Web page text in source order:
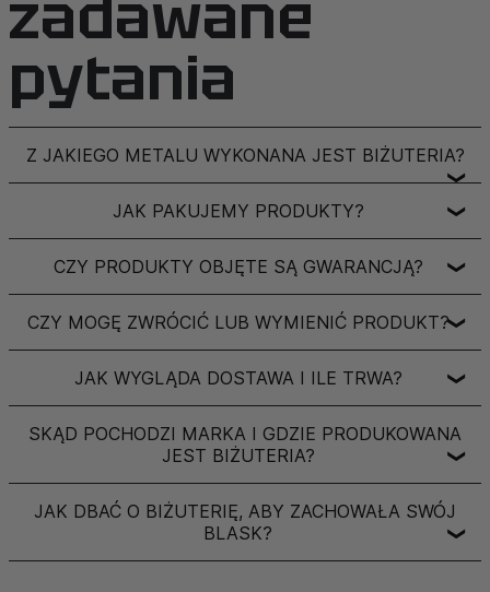
zadawane
pytania
Z JAKIEGO METALU WYKONANA JEST BIŻUTERIA?
❯
JAK PAKUJEMY PRODUKTY? ❯
CZY PRODUKTY OBJĘTE SĄ GWARANCJĄ? ❯
CZY MOGĘ ZWRÓCIĆ LUB WYMIENIĆ PRODUKT?❯
JAK WYGLĄDA DOSTAWA I ILE TRWA? ❯
SKĄD POCHODZI MARKA I GDZIE PRODUKOWANA
JEST BIŻUTERIA?
❯
JAK DBAĆ O BIŻUTERIĘ, ABY ZACHOWAŁA SWÓJ
BLASK?
❯